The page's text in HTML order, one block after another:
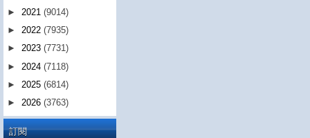
► 2021 (9014)
► 2022 (7935)
► 2023 (7731)
► 2024 (7118)
► 2025 (6814)
► 2026 (3763)
訂閱